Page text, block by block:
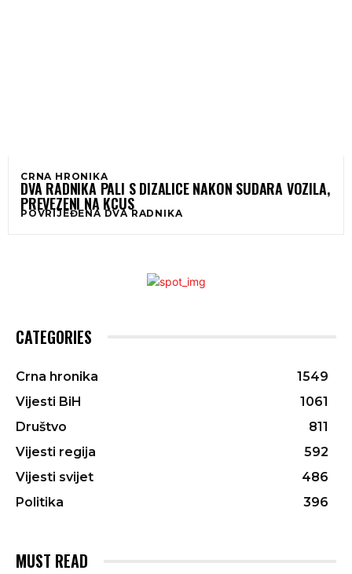
CRNA HRONIKA
DVA RADNIKA PALI S DIZALICE NAKON SUDARA VOZILA,
PREVEZENI NA KCUS
POVRIJEĐENA DVA RADNIKA
CATEGORIES
Crna hronika
1549
Vijesti BiH
1061
Društvo
811
Vijesti regija
592
Vijesti svijet
486
Politika
396
MUST READ